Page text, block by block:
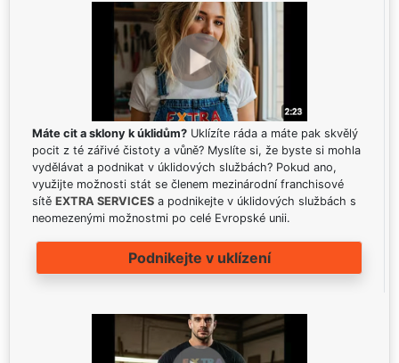
Máte cit a sklony k úklidům? Uklízíte ráda a máte pak skvělý
pocit z té zářivé čistoty a vůně? Myslíte si, že byste si mohla
vydělávat a podnikat v úklidových službách? Pokud ano,
využijte možnosti stát se členem mezinárodní franchisové
sítě EXTRA SERVICES a podnikejte v úklidových službách s
neomezenými možnostmi po celé Evropské unii.
Podnikejte v uklízení